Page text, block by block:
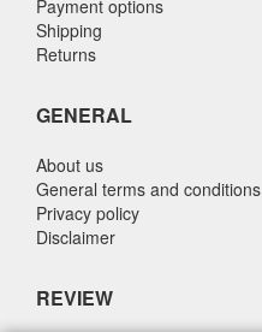
Payment options
Shipping
Returns
GENERAL
About us
General terms and conditions
Privacy policy
Disclaimer
REVIEW